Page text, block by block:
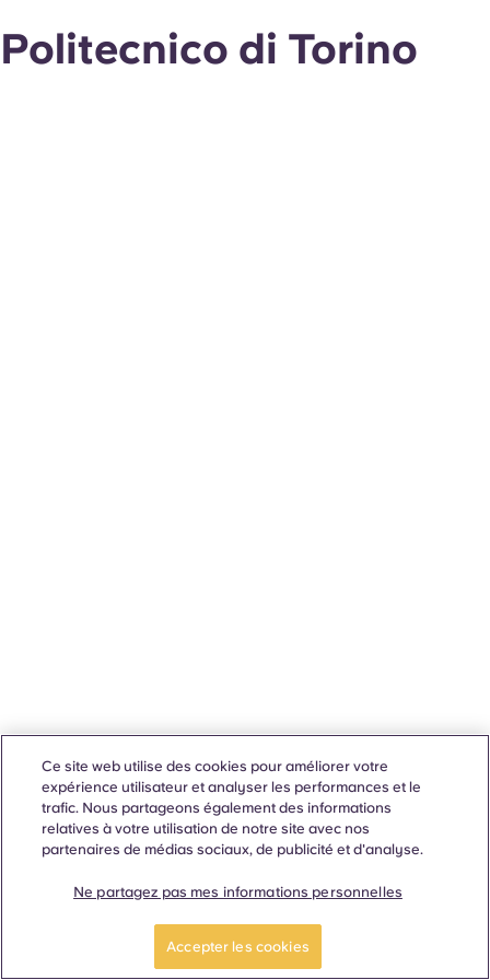
Politecnico di Torino
Ce site web utilise des cookies pour améliorer votre
expérience utilisateur et analyser les performances et le
trafic. Nous partageons également des informations
relatives à votre utilisation de notre site avec nos
partenaires de médias sociaux, de publicité et d'analyse.
Ne partagez pas mes informations personnelles
Accepter les cookies